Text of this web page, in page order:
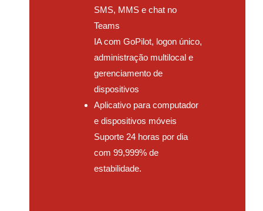
SMS, MMS e chat no
Teams
IA com GoPilot, logon único,
administração multilocal e
gerenciamento de
dispositivos
Aplicativo para computador
e dispositivos móveis
Suporte 24 horas por dia
com 99,999% de
estabilidade.